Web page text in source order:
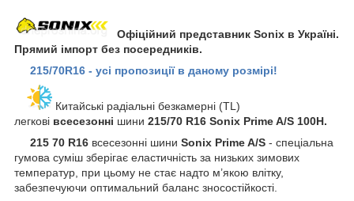
Офіційний представник Sonix в Україні.
Прямий імпорт без посередників.
215/70R16 - усі пропозиції в даному розмірі!
Китайські радіальні безкамерні (TL)
легкові всесезонні шини 215/70 R16 Sonix Prime A/S 100H.
215 70 R16 всесезонні шини Sonix Prime A/S - спеціальна
гумова суміш зберігає еластичність за низьких зимових
температур, при цьому не стає надто м’якою влітку,
забезпечуючи оптимальний баланс зносостійкості.